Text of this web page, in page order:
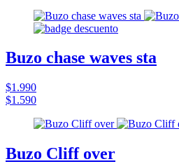
Buzo chase waves sta
$1.990
$1.590
Buzo Cliff over